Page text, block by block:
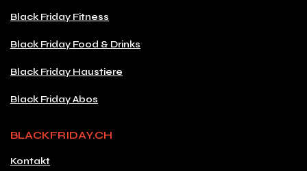
Black Friday Fitness
Black Friday Food & Drinks
Black Friday Haustiere
Black Friday Abos
BLACKFRIDAY.CH
Kontakt